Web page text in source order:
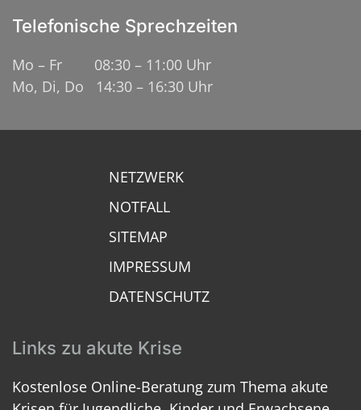
Telefonische Sprechzeiten
Mo – Fr 08:30 – 11:00 Uhr
Mo, Di, Do 14:30 – 16:30 Uhr
NETZWERK
NOTFALL
SITEMAP
IMPRESSUM
DATENSCHUTZ
Links zu akute Krise
Kostenlose Online-Beratung zum Thema akute